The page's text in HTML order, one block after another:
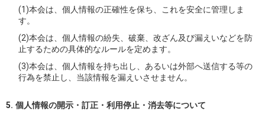
(1)本会は、個人情報の正確性を保ち、これを安全に管理しま
す。
(2)本会は、個人情報の紛失、破棄、改ざん及び漏えいなどを防
止するための具体的なルールを定めます。
(3)本会は、個人情報を持ち出し、あるいは外部へ送信する等の
行為を禁止し、当該情報を漏えいさせません。
個人情報の開示・訂正・利用停止・消去等について